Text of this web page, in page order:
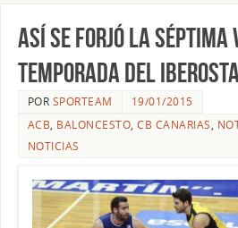
Así se forjó la
temporada del
POR SPORTEAM
19/01/2015
ACB, BALONCESTO,CB CANARIAS,
NOTICIAS